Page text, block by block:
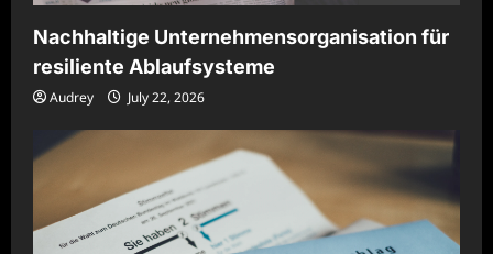
Nachhaltige Unternehmensorganisation für
resiliente Ablaufsysteme
Audrey July 22, 2026